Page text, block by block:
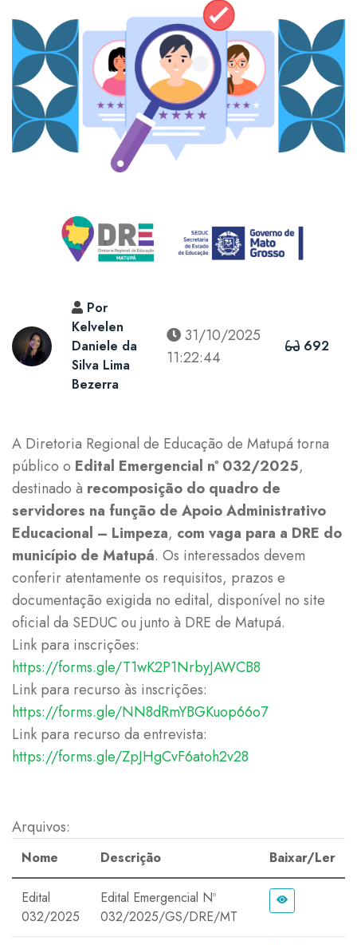
Por
Kelvelen
Daniele da
Silva Lima
Bezerra
31/10/2025
11:22:44
692
A Diretoria Regional de Educação de Matupá torna
público o Edital Emergencial nº 032/2025,
destinado à recomposição do quadro de
servidores na função de Apoio Administrativo
Educacional – Limpeza, com vaga para a DRE do
município de Matupá. Os interessados devem
conferir atentamente os requisitos, prazos e
documentação exigida no edital, disponível no site
oficial da SEDUC ou junto à DRE de Matupá.
Link para inscrições:
https://forms.gle/T1wK2P1NrbyJAWCB8
Link para recurso às inscrições:
https://forms.gle/NN8dRmYBGKuop66o7
Link para recurso da entrevista:
https://forms.gle/ZpJHgCvF6atoh2v28
Arquivos:
Nome Descrição Baixar/Ler
Edital
032/2025
Edital Emergencial Nº
032/2025/GS/DRE/MT